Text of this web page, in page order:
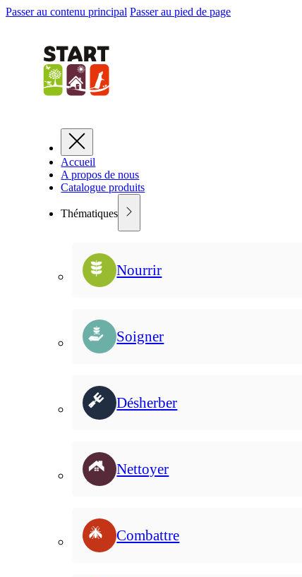
Passer au contenu principal Passer au pied de page
Accueil
A propos de nous
Catalogue produits
Thématiques
Nourrir
Soigner
Désherber
Nettoyer
Combattre